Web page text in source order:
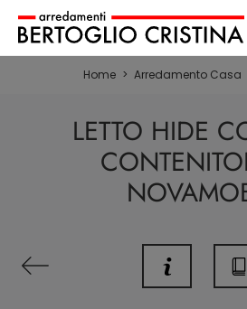
Home > Arredamento Casa
LETTO HIDE